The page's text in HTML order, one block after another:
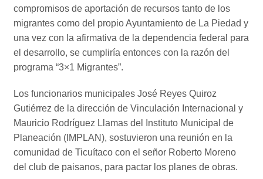
compromisos de aportación de recursos tanto de los
migrantes como del propio Ayuntamiento de La Piedad y
una vez con la afirmativa de la dependencia federal para
el desarrollo, se cumpliría entonces con la razón del
programa “3×1 Migrantes”.
Los funcionarios municipales José Reyes Quiroz
Gutiérrez de la dirección de Vinculación Internacional y
Mauricio Rodríguez Llamas del Instituto Municipal de
Planeación (IMPLAN), sostuvieron una reunión en la
comunidad de Ticuítaco con el señor Roberto Moreno
del club de paisanos, para pactar los planes de obras.